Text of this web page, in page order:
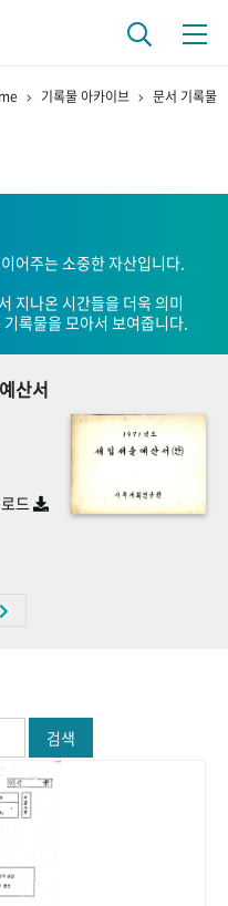
사
연구자들
박물
+1주년 광장
기록물 아카이브 문서 기록물
어주는 소중한 자산입니다.
지나온 시간들을 더욱 의미
록물을 모아서 보여줍니다.
산서
드
검색